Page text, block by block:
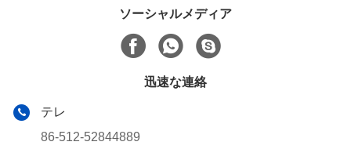
ソーシャルメディア
迅速な連絡
テレ
86-512-52844889